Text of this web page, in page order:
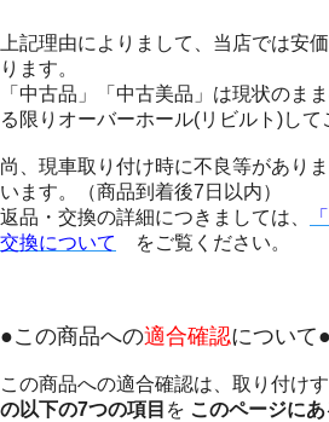
上記理由によりまして、当店では安
ります。
「中古品」「中古美品」は現状のま
る限りオーバーホール(リビルト)して
尚、現車取り付け時に不良等があり
います。（商品到着後7日以内）
返品・交換の詳細につきましては、
交換について
をご覧ください。
●この商品への適合確認について●
この商品への適合確認は、取り付け
の以下の7つの項目 を このページに